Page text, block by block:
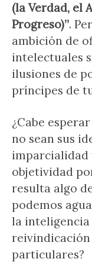
(la Verdad, el
Progreso)”.
ambición de
intelectuales
ilusiones de
príncipes de
¿Cabe
no sean sus
imparcialidad
objetividad
resulta algo
podemos
la inteligencia
reivindicación
particulares?